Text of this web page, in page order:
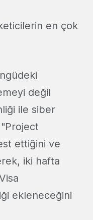
en çok
değil
ile siber
"Project
ettiğini ve
iki hafta
ekleneceğini